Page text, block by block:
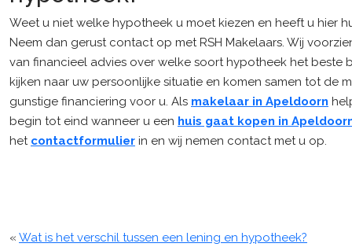
Weet u niet welke hypotheek u moet kiezen en heeft u hier
Neem dan gerust contact op met RSH Makelaars. Wij
van financieel advies over welke soort hypotheek het beste
kijken naar uw persoonlijke situatie en komen samen tot de
gunstige financiering voor u. Als makelaar in Apeldoorn
begin tot eind wanneer u een huis gaat kopen in
het contactformulier in en wij nemen contact met u op.
« Wat is het verschil tussen een lening en hypotheek?